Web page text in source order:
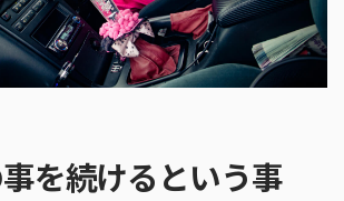
を続けるという事